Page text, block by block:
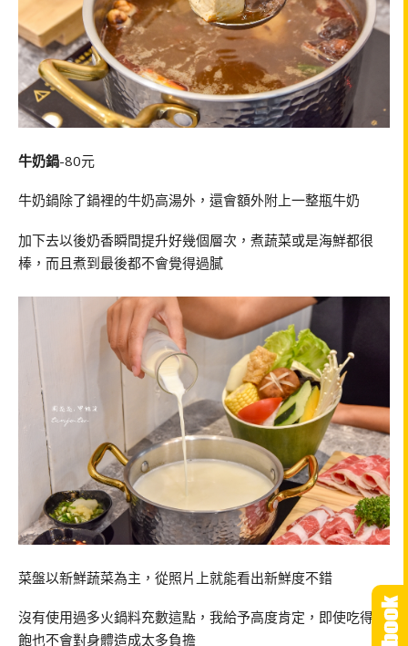
牛奶鍋-80元
牛奶鍋除了鍋裡的牛奶高湯外，還會額外附上一整瓶牛奶
加下去以後奶香瞬間提升好幾個層次，煮蔬菜或是海鮮都很
棒，而且煮到最後都不會覺得過膩
菜盤以新鮮蔬菜為主，從照片上就能看出新鮮度不錯
沒有使用過多火鍋料充數這點，我給予高度肯定，即使吃得很
飽也不會對身體造成太多負擔